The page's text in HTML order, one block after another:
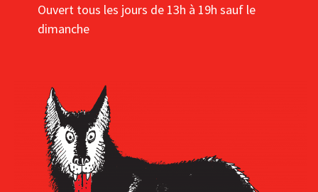
Ouvert tous les jours de 13h à 19h sauf le
dimanche